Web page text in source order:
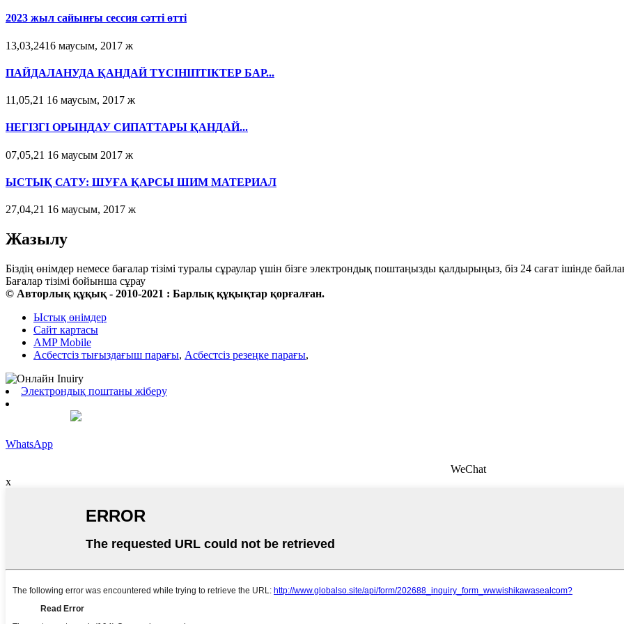
2023 жыл сайынғы сессия сәтті өтті
13,03,2416 маусым, 2017 ж
ПАЙДАЛАНУДА ҚАНДАЙ ТҮСІНІПТІКТЕР БАР...
11,05,21 16 маусым, 2017 ж
НЕГІЗГІ ОРЫНДАУ СИПАТТАРЫ ҚАНДАЙ...
07,05,21 16 маусым 2017 ж
ЫСТЫҚ САТУ: ШУҒА ҚАРСЫ ШИМ МАТЕРИАЛ
27,04,21 16 маусым, 2017 ж
Жазылу
Біздің өнімдер немесе бағалар тізімі туралы сұраулар үшін бізге электрондық поштаңызды қалдырыңыз, біз 24 сағат ішінде
Бағалар тізімі бойынша сұрау
© Авторлық құқық - 2010-2021 : Барлық құқықтар қорғалған.
Ыстық өнімдер
Сайт картасы
AMP Mobile
Асбестсіз тығыздағыш парағы, Асбестсіз резеңке парағы,
Электрондық поштаны жіберу
WhatsApp
WeChat
x